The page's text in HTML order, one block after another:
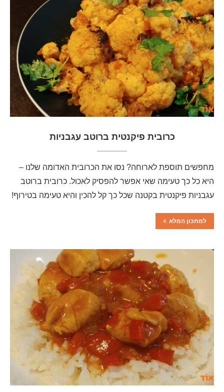
כרובית פיקנטית ברוטב עגבניות
מחפשים תוספת לארוחה? נסו את הכרובית האדומה שלנו –
היא כל כך טעימה שאי אפשר להפסיק לאכול. כרובית ברוטב
עגבניות פיקנטית בקטנה שכל כך קל להכין והיא טעימה בטירוף!
למתכון המלא